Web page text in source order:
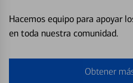
Hacemos equipo para apoyar
en toda nuestra comunidad.
Obtener